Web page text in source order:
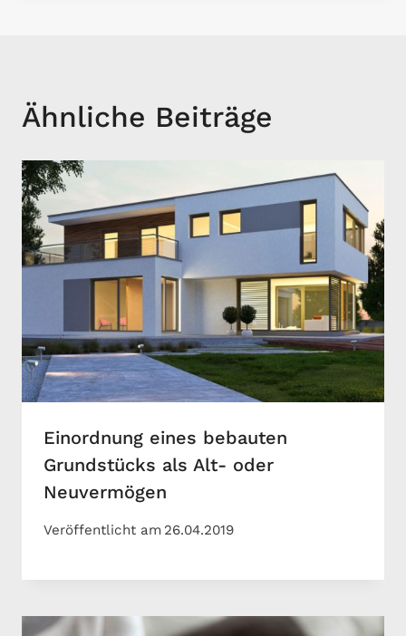
Ähnliche Beiträge
Einordnung eines bebauten
Grundstücks als Alt- oder
Neuvermögen
Veröffentlicht am 26.04.2019